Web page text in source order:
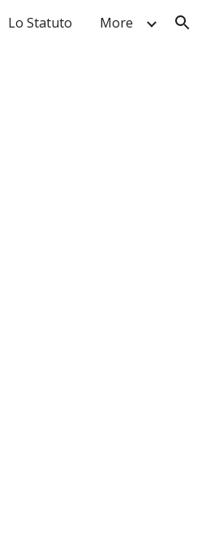
Lo Statuto More